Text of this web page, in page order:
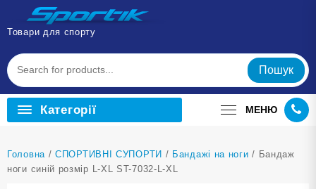
Перейти
вмісту
Товари для спорту
Пошук
Категорії МЕНЮ
Головна /СПОРТИВНІ СУПОРТИ / Бандажі на ноги / Бандаж
ноги синій розмір L-XL ST-7032-L-XL